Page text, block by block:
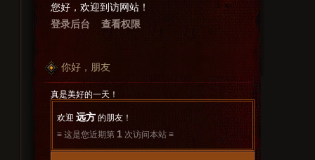
您好，欢迎到访网站！
登录后台
查看权限
你好，朋友
真是美好的一天！
欢迎 远方 的朋友！
≡ 这是您近期第 1 次访问本站 ≡